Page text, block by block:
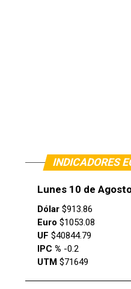
INDICADORES
Lunes 10 de
Dólar $913.86
Euro $1053.08
UF $40844.79
IPC % -0.2
UTM $71649